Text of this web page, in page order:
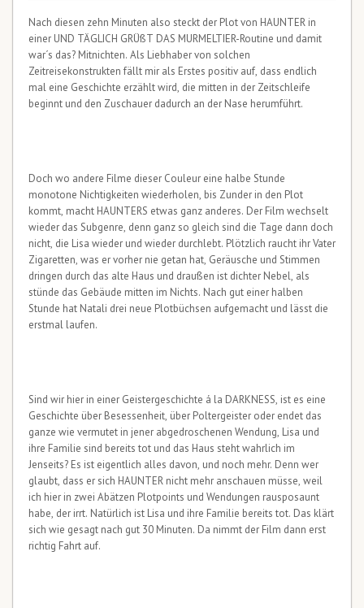
Nach diesen zehn Minuten also steckt der Plot von HAUNTER in
einer UND TÄGLICH GRÜßT DAS MURMELTIER-Routine und damit
war´s das? Mitnichten. Als Liebhaber von solchen
Zeitreisekonstrukten fällt mir als Erstes positiv auf, dass endlich
mal eine Geschichte erzählt wird, die mitten in der Zeitschleife
beginnt und den Zuschauer dadurch an der Nase herumführt.
Doch wo andere Filme dieser Couleur eine halbe Stunde
monotone Nichtigkeiten wiederholen, bis Zunder in den Plot
kommt, macht HAUNTERS etwas ganz anderes. Der Film wechselt
wieder das Subgenre, denn ganz so gleich sind die Tage dann doch
nicht, die Lisa wieder und wieder durchlebt. Plötzlich raucht ihr Vater
Zigaretten, was er vorher nie getan hat, Geräusche und Stimmen
dringen durch das alte Haus und draußen ist dichter Nebel, als
stünde das Gebäude mitten im Nichts. Nach gut einer halben
Stunde hat Natali drei neue Plotbüchsen aufgemacht und lässt die
erstmal laufen.
Sind wir hier in einer Geistergeschichte á la DARKNESS, ist es eine
Geschichte über Besessenheit, über Poltergeister oder endet das
ganze wie vermutet in jener abgedroschenen Wendung, Lisa und
ihre Familie sind bereits tot und das Haus steht wahrlich im
Jenseits? Es ist eigentlich alles davon, und noch mehr. Denn wer
glaubt, dass er sich HAUNTER nicht mehr anschauen müsse, weil
ich hier in zwei Abätzen Plotpoints und Wendungen rausposaunt
habe, der irrt. Natürlich ist Lisa und ihre Familie bereits tot. Das klärt
sich wie gesagt nach gut 30 Minuten. Da nimmt der Film dann erst
richtig Fahrt auf.